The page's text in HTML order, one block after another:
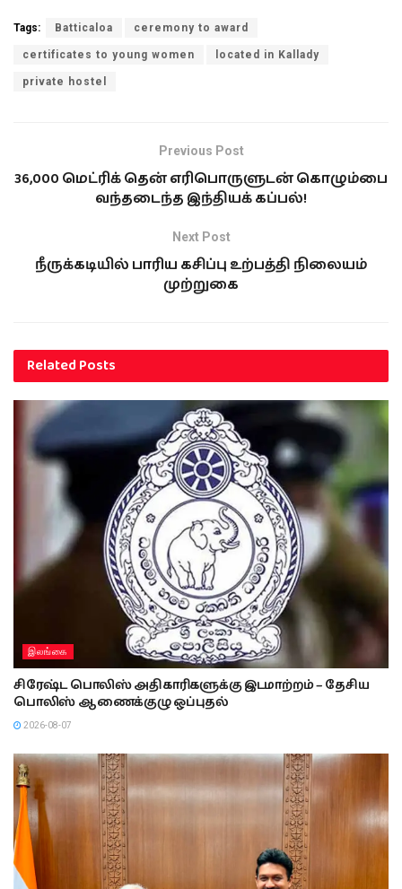
Tags: Batticaloa ceremony to award
certificates to young women located in Kallady
private hostel
Previous Post
36,000 மெட்ரிக் தென் எரிபொருளுடன் கொழும்பை
வந்தடைந்த இந்தியக் கப்பல்!
Next Post
நீருக்கடியில் பாரிய கசிப்பு உற்பத்தி நிலையம்
முற்றுகை
RelatedPosts
இலங்கை
சிரேஷ்ட பொலிஸ் அதிகாரிகளுக்கு இடமாற்றம் – தேசிய
பொலிஸ் ஆணைக்குழு ஒப்புதல்
2026-08-07